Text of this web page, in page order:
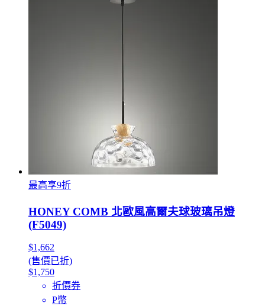
最高享9折
HONEY COMB 北歐風高爾夫球玻璃吊燈
(F5049)
$1,662
(售價已折)
$1,750
折價券
P幣